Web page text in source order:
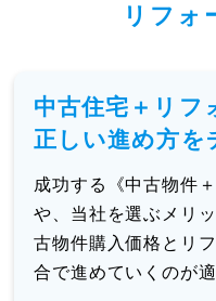
リフォ
中古住宅＋リフ
正しい進め方を
成功する《中古物件
や、当社を選ぶメリ
古物件購入価格とリ
合で進めていくのが